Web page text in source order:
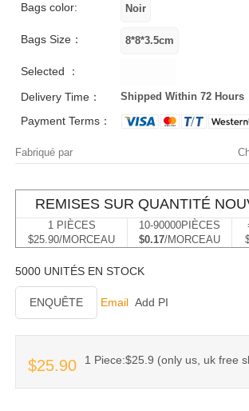
Bags color:
Bags Size：
Selected ：
Delivery Time：
Shipped Within 72 Hours
Payment Terms：
Fabriqué par
REMISES SUR QUANTITÉ
1 PIÈCES
$25.90/MORCEAU
10-90000PIÈCES
$0.17/MORCEAU
5000 UNITÉS EN STOCK
ENQUÊTE Email Add PI
$25.90 1 Piece:$25.9 (only us, uk free